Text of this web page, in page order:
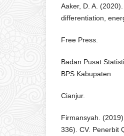
Aaker, D. A.
differentiation,
Free Press.
Badan Pusat
BPS Kabupaten
Cianjur.
Firmansyah.
336). CV. Penerbit